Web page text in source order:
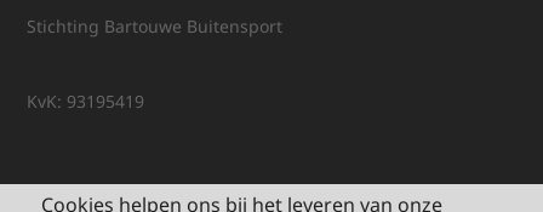
Stichting Bartouwe Buitensport
KvK: 93195419
Cookies helpen ons bij het leveren van onze